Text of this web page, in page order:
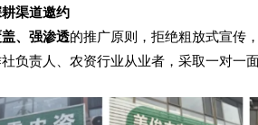
渠道邀约
、强渗透的推广原则，拒绝粗放式宣传
负责人、农资行业从业者，采取一对一